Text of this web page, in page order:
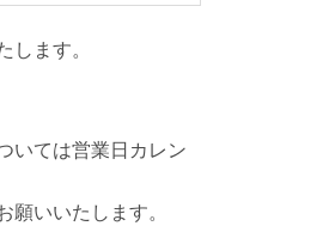
ます。
いては営業日カレン
いいたします。